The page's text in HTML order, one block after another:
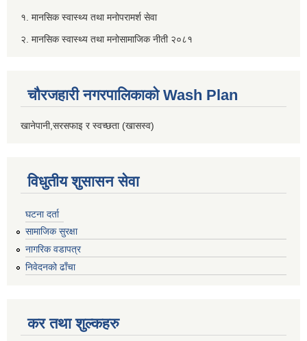
१. मानसिक स्वास्थ्य तथा मनोपरामर्श सेवा
२. मानसिक स्वास्थ्य तथा मनोसामाजिक नीती २०८१
चौरजहारी नगरपालिकाको Wash Plan
खानेपानी,सरसफाइ र स्वच्छता (खासस्व)
विधुतीय शुसासन सेवा
घटना दर्ता
सामाजिक सुरक्षा
नागरिक वडापत्र
निवेदनको ढाँचा
कर तथा शुल्कहरु